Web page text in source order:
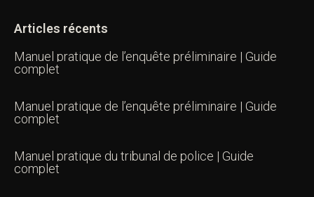
Articles récents
Manuel pratique de l’enquête préliminaire | Guide
complet
Manuel pratique de l’enquête préliminaire | Guide
complet
Manuel pratique du tribunal de police | Guide
complet